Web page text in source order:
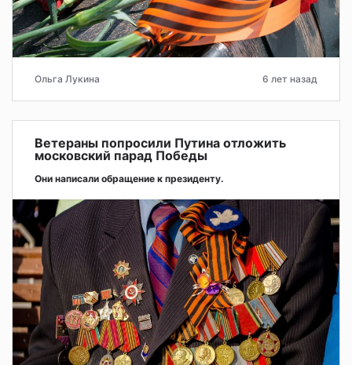
Ольга Лукина 6 лет назад
Ветераны попросили Путина отложить
московский парад Победы
Они написали обращение к президенту.